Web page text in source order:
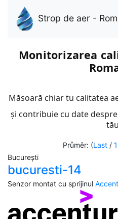
Strop de aer -
Monitorizarea
Măsoară chiar tu calitatea
și contribuie cu date
Průměr: (Last/
București
bucuresti-14
Senzor montat cu sprijinul